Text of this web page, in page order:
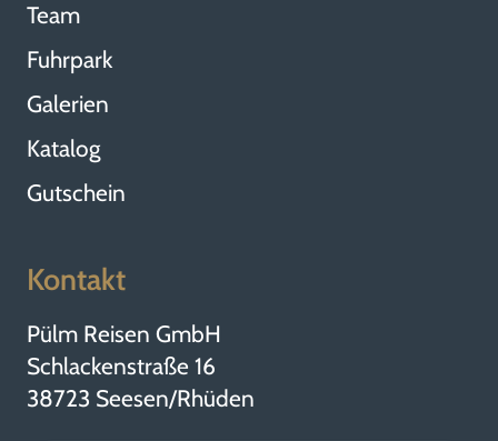
Team
Fuhrpark
Galerien
Katalog
Gutschein
Kontakt
Pülm Reisen GmbH
Schlackenstraße 16
38723 Seesen/Rhüden